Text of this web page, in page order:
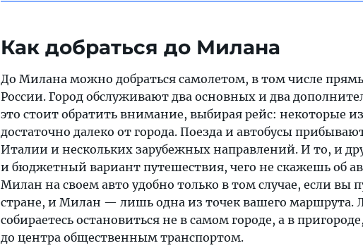
Как добраться до Милана
До Милана можно добраться самолетом, в том числе
России. Город обслуживают два основных и два
это стоит обратить внимание, выбирая рейс: некоторые
достаточно далеко от города. Поезда и автобусы
Италии и нескольких зарубежных направлений. И то, и
и бюджетный вариант путешествия, чего не скажешь об
Милан на своем авто удобно только в том случае, если вы
стране, и Милан — лишь одна из точек вашего маршрута.
собираетесь остановиться не в самом городе, а в
до центра общественным транспортом.